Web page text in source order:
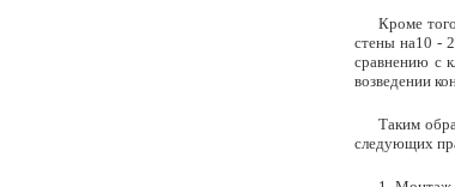
Кроме
стены на10 -
сравнению с
возведении
Таким
следующих